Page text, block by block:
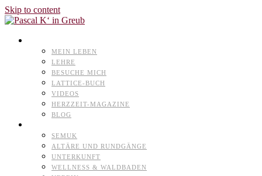
Skip to content
MEIN LEBEN
LEHRE
BESUCHE MICH
LATTICE-BUCH
VIDEOS
HERZZEIT-MAGAZINE
BLOG
SEMUK
ALTÄRE UND RUNDGÄNGE
UNTERKUNFT
WELLNESS & WALDBADEN